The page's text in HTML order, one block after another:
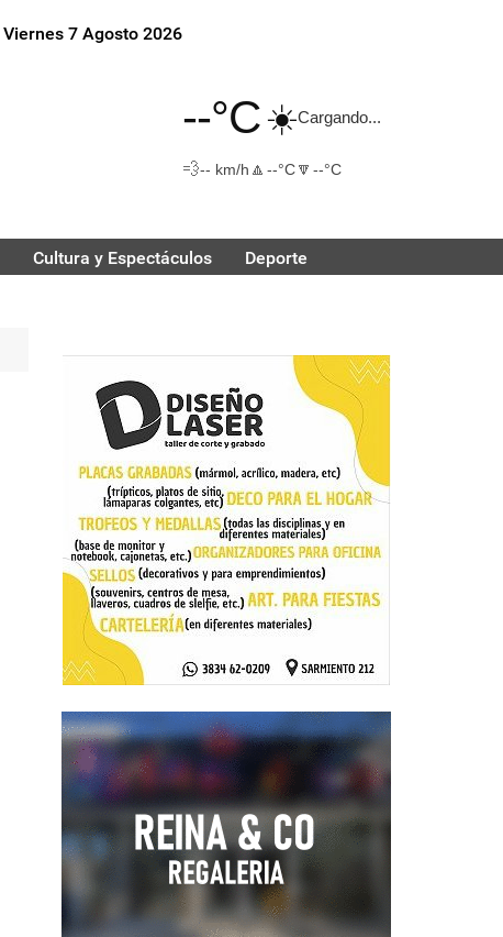
Viernes 7 Agosto 2026
--°C☀️Cargando...
💨-- km/h 🔼 --°C🔽 --°C
Cultura y Espectáculos Deporte